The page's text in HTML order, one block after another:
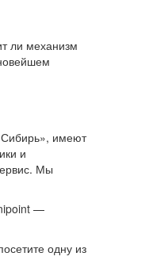
ли механизм
имеют
и
Мы
—
одну из